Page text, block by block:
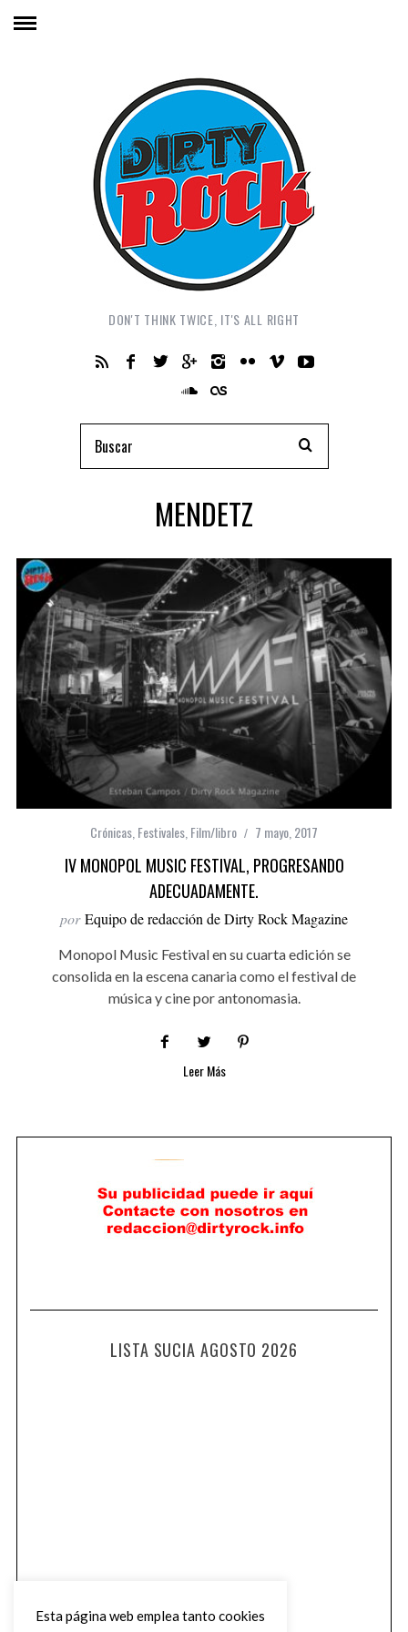
DON'T THINK TWICE, IT'S ALL RIGHT
MENDETZ
Crónicas Festivales Film/libro 7 mayo, 2017
IV MONOPOL MUSIC FESTIVAL, PROGRESANDO
ADECUADAMENTE.
por Equipo de redacción de Dirty Rock Magazine
Monopol Music Festival en su cuarta edición se
consolida en la escena canaria como el festival de
música y cine por antonomasia.
Leer Más
LISTA SUCIA AGOSTO 2026
Esta página web emplea tanto cookies